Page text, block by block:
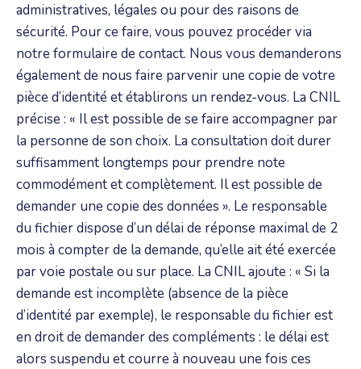
administratives, légales ou pour des raisons de
sécurité. Pour ce faire, vous pouvez procéder via
notre formulaire de contact. Nous vous demanderons
également de nous faire parvenir une copie de votre
pièce d’identité et établirons un rendez-vous. La CNIL
précise : « Il est possible de se faire accompagner par
la personne de son choix. La consultation doit durer
suffisamment longtemps pour prendre note
commodément et complètement. Il est possible de
demander une copie des données ». Le responsable
du fichier dispose d’un délai de réponse maximal de 2
mois à compter de la demande, qu’elle ait été exercée
par voie postale ou sur place. La CNIL ajoute : « Si la
demande est incomplète (absence de la pièce
d’identité par exemple), le responsable du fichier est
en droit de demander des compléments : le délai est
alors suspendu et courre à nouveau une fois ces